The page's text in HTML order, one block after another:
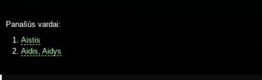
Panašūs vardai:
Aistis
Aidis, Aidys